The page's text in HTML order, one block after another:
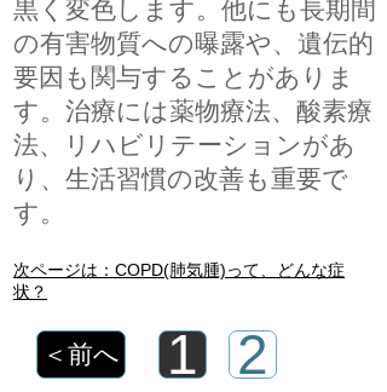
黒く変色します。他にも長期間
の有害物質への曝露や、遺伝的
要因も関与することがありま
す。治療には薬物療法、酸素療
法、リハビリテーションがあ
り、生活習慣の改善も重要で
す。
​次ページは：COPD(肺気腫)って、どんな症
状？
＜前へ
1
2